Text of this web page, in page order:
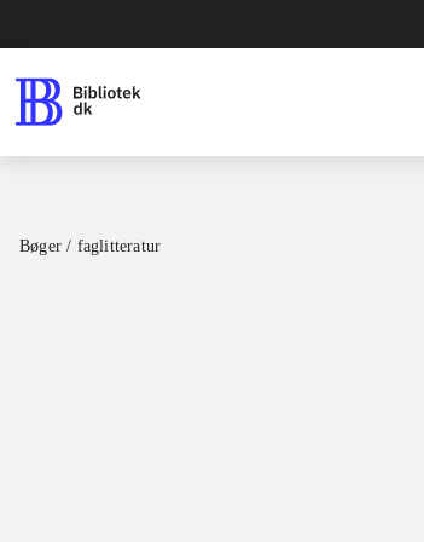
Bøger / faglitteratur